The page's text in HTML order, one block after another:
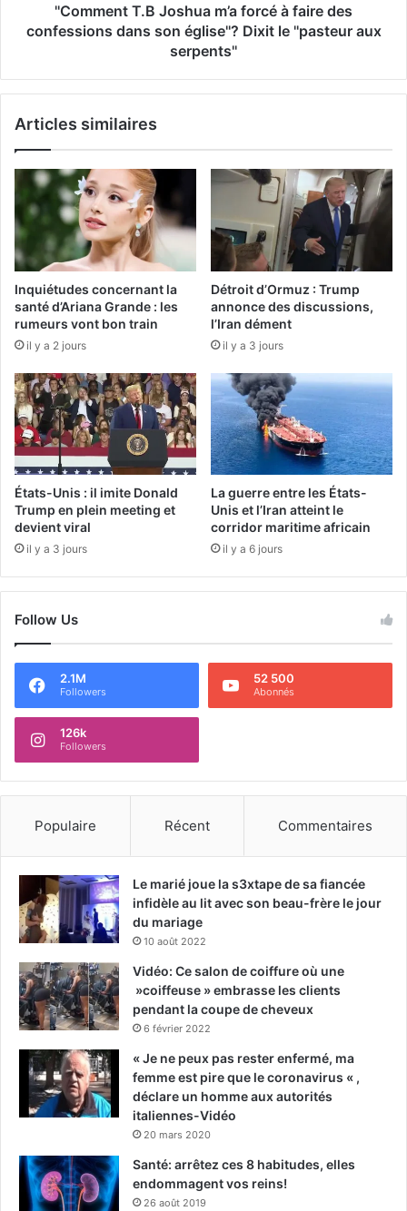
''Comment T.B Joshua m’a forcé à faire des
confessions dans son église''? Dixit le ''pasteur aux
serpents''
Articles similaires
Inquiétudes concernant la
santé d’Ariana Grande : les
rumeurs vont bon train
il y a 2 jours
Détroit d’Ormuz : Trump
annonce des discussions,
l’Iran dément
il y a 3 jours
États-Unis : il imite Donald
Trump en plein meeting et
devient viral
il y a 3 jours
La guerre entre les États-
Unis et l’Iran atteint le
corridor maritime africain
il y a 6 jours
Follow Us
2.1M
Followers
52 500
Abonnés
126k
Followers
Populaire Récent Commentaires
Le marié joue la s3xtape de sa fiancée
infidèle au lit avec son beau-frère le jour
du mariage
10 août 2022
Vidéo: Ce salon de coiffure où une
»coiffeuse » embrasse les clients
pendant la coupe de cheveux
6 février 2022
« Je ne peux pas rester enfermé, ma
femme est pire que le coronavirus « ,
déclare un homme aux autorités
italiennes-Vidéo
20 mars 2020
Santé: arrêtez ces 8 habitudes, elles
endommagent vos reins!
26 août 2019